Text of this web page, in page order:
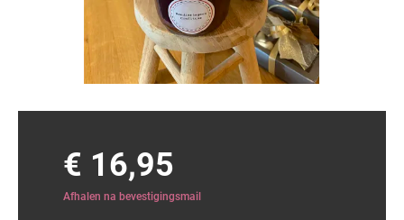
€ 16,95
Afhalen na bevestigingsmail